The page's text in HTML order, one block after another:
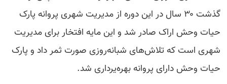
گذشت ۳۰ سال در این دوره از مدیریت شهری پروانه پارک
حیات وحش اراک صادر شد و این مایه افتخار برای مدیریت
شهری است که تلاش‌های شبانه‌روزی صورت ثمر داد و پارک
حیات وحش دارای پروانه بهره‌یرداری شد.